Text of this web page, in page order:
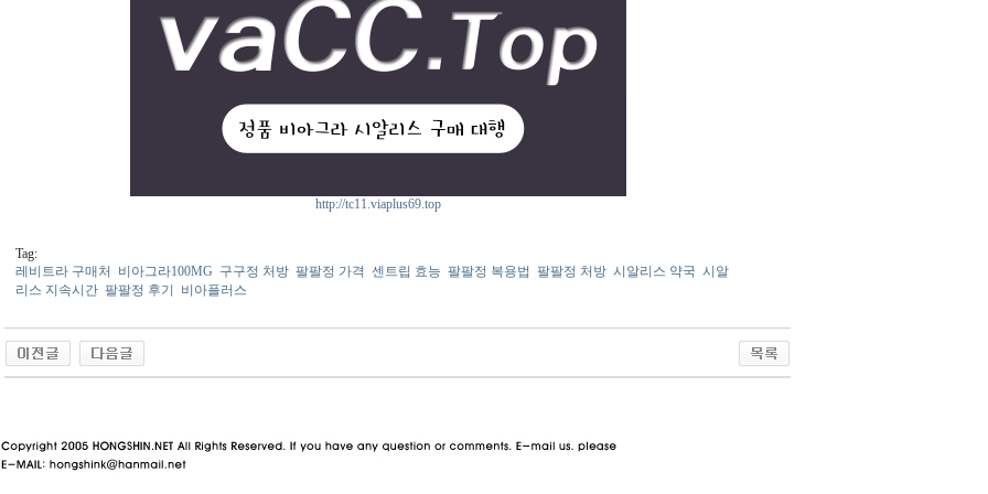
http://tc11.viaplus69.top
Tag:
레비트라 구매처
비아그라100MG 구구정 처방 팔팔정 가격 센트립 효능 팔팔정 복용법 팔팔정 처방 시알리스 약국 시알
리스 지속시간 팔팔정 후기 비아플러스